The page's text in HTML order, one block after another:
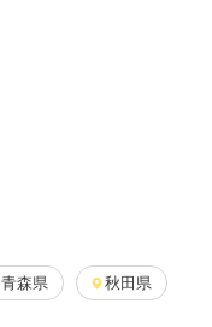
青森県 秋田県